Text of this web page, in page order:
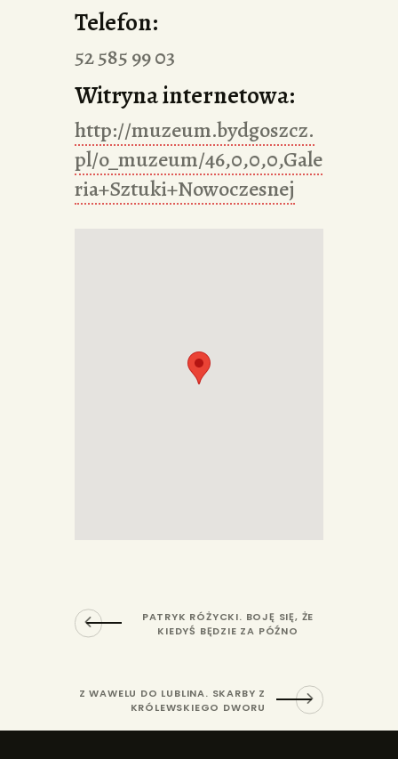
Telefon:
52 585 99 03
Witryna internetowa:
http://muzeum.bydgoszcz.
pl/o_muzeum/46,0,0,0,Gale
ria+Sztuki+Nowoczesnej
PATRYK RÓŻYCKI. BOJĘ SIĘ, ŻE
KIEDYŚ BĘDZIE ZA PÓŹNO
Z WAWELU DO LUBLINA. SKARBY Z
KRÓLEWSKIEGO DWORU